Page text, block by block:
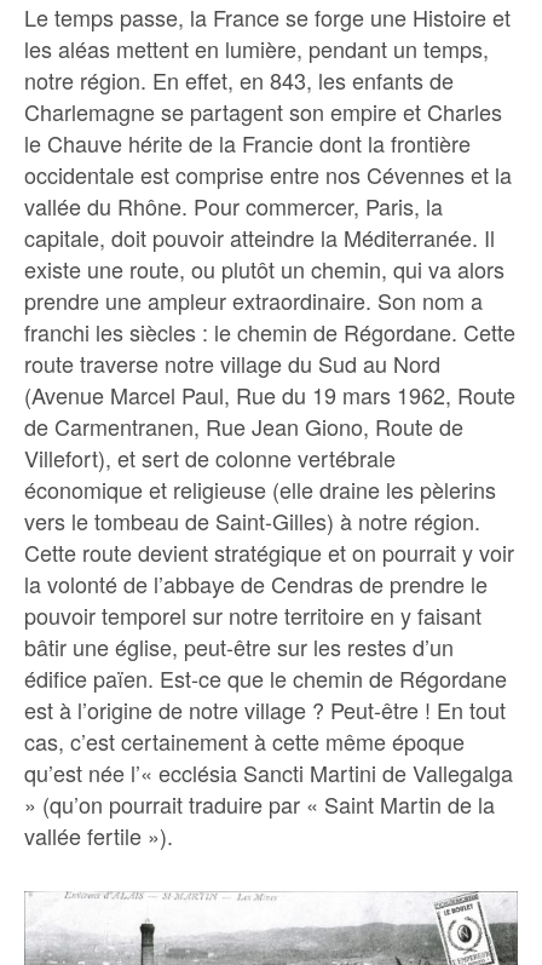
Le temps passe, la France se forge une Histoire et
les aléas mettent en lumière, pendant un temps,
notre région. En effet, en 843, les enfants de
Charlemagne se partagent son empire et Charles
le Chauve hérite de la Francie dont la frontière
occidentale est comprise entre nos Cévennes et la
vallée du Rhône. Pour commercer, Paris, la
capitale, doit pouvoir atteindre la Méditerranée. Il
existe une route, ou plutôt un chemin, qui va alors
prendre une ampleur extraordinaire. Son nom a
franchi les siècles : le chemin de Régordane. Cette
route traverse notre village du Sud au Nord
(Avenue Marcel Paul, Rue du 19 mars 1962, Route
de Carmentranen, Rue Jean Giono, Route de
Villefort), et sert de colonne vertébrale
économique et religieuse (elle draine les pèlerins
vers le tombeau de Saint-Gilles) à notre région.
Cette route devient stratégique et on pourrait y voir
la volonté de l’abbaye de Cendras de prendre le
pouvoir temporel sur notre territoire en y faisant
bâtir une église, peut-être sur les restes d’un
édifice païen. Est-ce que le chemin de Régordane
est à l’origine de notre village ? Peut-être ! En tout
cas, c’est certainement à cette même époque
qu’est née l’« ecclésia Sancti Martini de Vallegalga
» (qu’on pourrait traduire par « Saint Martin de la
vallée fertile »).